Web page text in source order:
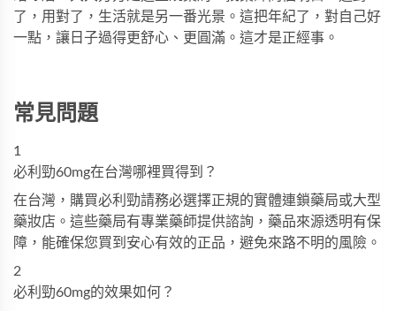
了，用對了，生活就是另一番光景。這把年紀了，對自己好
一點，讓日子過得更舒心、更圓滿。這才是正經事。
常見問題
1
必利勁60mg在台灣哪裡買得到？
在台灣，購買必利勁請務必選擇正規的實體連鎖藥局或大型
藥妝店。這些藥局有專業藥師提供諮詢，藥品來源透明有保
障，能確保您買到安心有效的正品，避免來路不明的風險。
2
必利勁60mg的效果如何？